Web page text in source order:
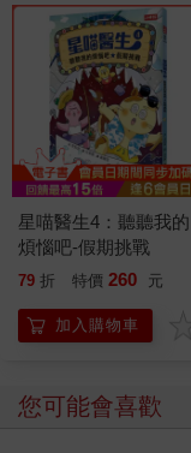
星喵醫生4：聽聽我的
煩惱吧-假期挑戰
79 折 特價 260 元
加入購物車
您可能會喜歡